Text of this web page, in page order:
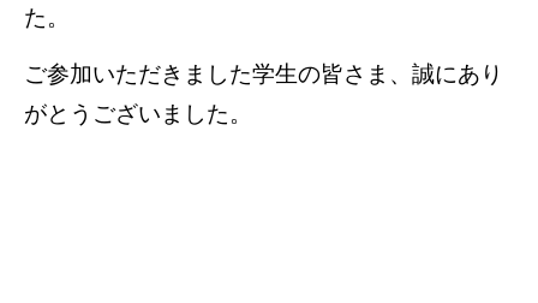
た。
ご参加いただきました学生の皆さま、誠にあり
がとうございました。